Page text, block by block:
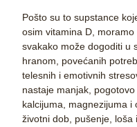
Pošto su to supstance
osim vitamina D,
svakako može dogoditi u
hranom, povećanih
telesnih i emotivnih
nastaje manjak,
kalcijuma, magnezijuma i
životni dob, pušenje,